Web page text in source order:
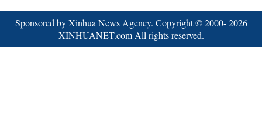
Sponsored by Xinhua News Agency. Copyright © 2000-2026
XINHUANET.com All rights reserved.